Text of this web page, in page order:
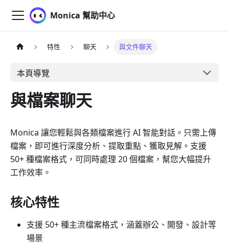
Monica 幫助中心
特性 聊天 與文件聊天
本頁導覽
與檔案聊天
Monica 讓您輕鬆與各類檔案進行 AI 智能對話。只需上傳
檔案，即可進行深度分析、提取重點、獲取見解。支援
50+ 種檔案格式，可同時處理 20 個檔案，幫您大幅提升
工作效率。
核心特性
支援 50+ 種主流檔案格式，涵蓋辦公、開發、設計等
場景